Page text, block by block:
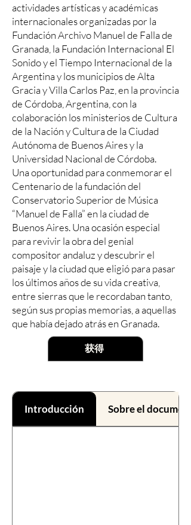
actividades artísticas y académicas
internacionales organizadas por la
Fundación Archivo Manuel de Falla de
Granada, la Fundación Internacional El
Sonido y el Tiempo Internacional de la
Argentina y los municipios de Alta
Gracia y Villa Carlos Paz, en la provincia
de Córdoba, Argentina, con la
colaboración los ministerios de Cultura
de la Nación y Cultura de la Ciudad
Autónoma de Buenos Aires y la
Universidad Nacional de Córdoba.
Una oportunidad para conmemorar el
Centenario de la fundación del
Conservatorio Superior de Música
“Manuel de Falla” en la ciudad de
Buenos Aires. Una ocasión especial
para revivir la obra del genial
compositor andaluz y descubrir el
paisaje y la ciudad que eligió para pasar
los últimos años de su vida creativa,
entre sierras que le recordaban tanto,
según sus propias memorias, a aquellas
que había dejado atrás en Granada.
获得
Introducción Sobre el